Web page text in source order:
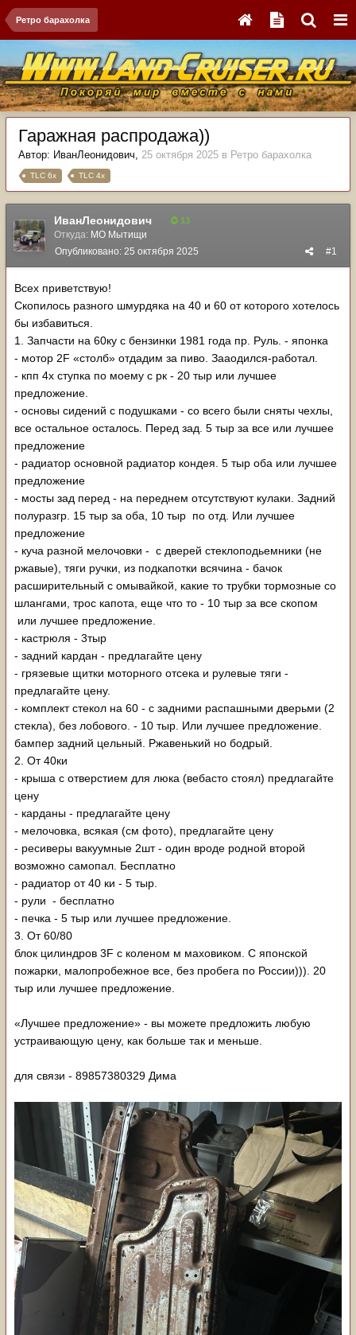
Ретро барахолка
Гаражная распродажа))
Автор: ИванЛеонидович, 25 октября 2025 в Ретро барахолка
TLC 6x TLC 4x
ИванЛеонидович 13
Откуда: МО Мытищи
#1
Опубликовано: 25 октября 2025
Всех приветствую!
Скопилось разного шмурдяка на 40 и 60 от которого хотелось
бы избавиться.
1. Запчасти на 60ку с бензинки 1981 года пр. Руль. - японка
- мотор 2F «столб» отдадим за пиво. Зааодился-работал.
- кпп 4х ступка по моему с рк - 20 тыр или лучшее
предложение.
- основы сидений с подушками - со всего были сняты чехлы,
все остальное осталось. Перед зад. 5 тыр за все или лучшее
предложение
- радиатор основной радиатор кондея. 5 тыр оба или лучшее
предложение
- мосты зад перед - на переднем отсутствуют кулаки. Задний
полуразгр. 15 тыр за оба, 10 тыр по отд. Или лучшее
предложение
- куча разной мелочовки - с дверей стеклоподьемники (не
ржавые), тяги ручки, из подкапотки всячина - бачок
расширительный с омывайкой, какие то трубки тормозные со
шлангами, трос капота, еще что то - 10 тыр за все скопом
или лучшее предложение.
- кастрюля - 3тыр
- задний кардан - предлагайте цену
- грязевые щитки моторного отсека и рулевые тяги -
предлагайте цену.
- комплект стекол на 60 - с задними распашными дверьми (2
стекла), без лобового. - 10 тыр. Или лучшее предложение.
бампер задний цельный. Ржавенький но бодрый.
2. От 40ки
- крыша с отверстием для люка (вебасто стоял) предлагайте
цену
- карданы - предлагайте цену
- мелочовка, всякая (см фото), предлагайте цену
- ресиверы вакуумные 2шт - один вроде родной второй
возможно самопал. Бесплатно
- радиатор от 40 ки - 5 тыр.
- рули - бесплатно
- печка - 5 тыр или лучшее предложение.
3. От 60/80
блок цилиндров 3F с коленом м маховиком. С японской
пожарки, малопробежное все, без пробега по России))). 20
тыр или лучшее предложение.
«Лучшее предложение» - вы можете предложить любую
устраивающую цену, как больше так и меньше.
для связи - 89857380329 Дима